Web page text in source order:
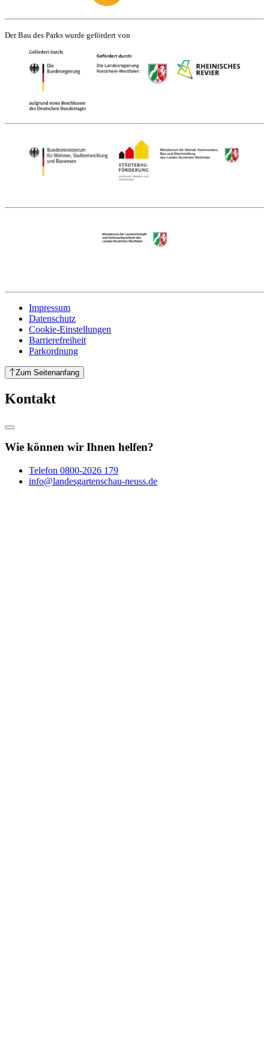
Der Bau des Parks wurde gefördert von
Impressum
Datenschutz
Cookie-Einstellungen
Barrierefreiheit
Parkordnung
Zum Seitenanfang
Kontakt
Wie können wir Ihnen helfen?
Telefon 0800-2026 179
info@landesgartenschau-neuss.de